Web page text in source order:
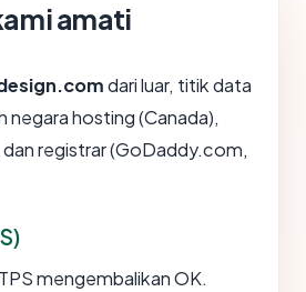
amati
dari luar, titik data
negara hosting (Canada),
registrar (GoDaddy.com,
mengembalikan OK.